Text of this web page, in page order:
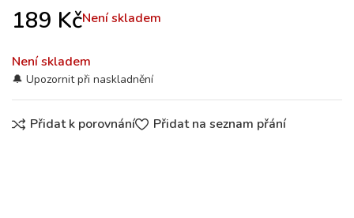
189 KčNení skladem
Není skladem
Přidat k porovnání Přidat na seznam přání